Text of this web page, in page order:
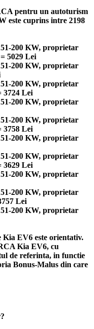
pentru un autoturism
este cuprins intre 2198
200 KW, proprietar
5029 Lei
200 KW, proprietar
200 KW, proprietar
3724 Lei
200 KW, proprietar
200 KW, proprietar
3758 Lei
200 KW, proprietar
200 KW, proprietar
3629 Lei
200 KW, proprietar
200 KW, proprietar
Lei
200 KW, proprietar
EV6 este orientativ.
Kia EV6, cu
de referinta, in functie
Bonus-Malus din care